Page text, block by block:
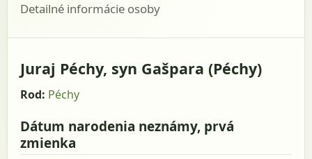
Detailné informácie osoby
Juraj Péchy, syn Gašpara (Péchy)
Rod: Péchy
Dátum narodenia neznámy, prvá
zmienka